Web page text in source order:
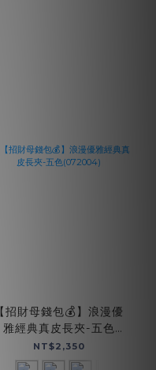
【招財母錢包💰】浪漫優
雅經典真皮長夾-五色
(072004)
NT$2,350